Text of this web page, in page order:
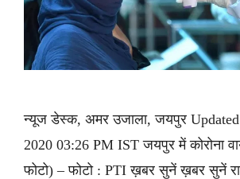
न्यूज डेस्क, अमर उजाला, जयपुर Updated
2020 03:26 PM IST जयपुर में कोरोना
फोटो) – फोटो : PTI ख़बर सुनें ख़बर सुनें